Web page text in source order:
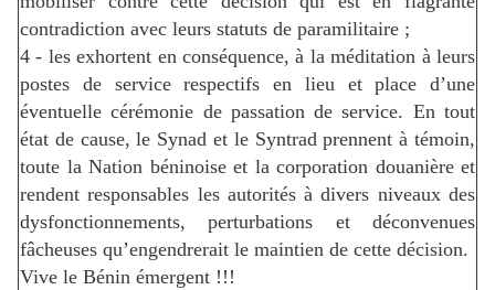
contradiction avec leurs statuts de paramilitaire ;
4 - les exhortent en conséquence, à la méditation à leurs
postes de service respectifs en lieu et place d’une
éventuelle cérémonie de passation de service. En tout
état de cause, le Synad et le Syntrad prennent à témoin,
toute la Nation béninoise et la corporation douanière et
rendent responsables les autorités à divers niveaux des
dysfonctionnements, perturbations et déconvenues
fâcheuses qu’engendrerait le maintien de cette décision.
Vive le Bénin émergent !!!